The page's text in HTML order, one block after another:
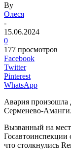
By
Олеся
-
15.06.2024
0
177 просмотров
Facebook
Twitter
Pinterest
WhatsApp
Авария произошла
Серменево-
Вызванный на
Госавтоинспекции
что столкнулись